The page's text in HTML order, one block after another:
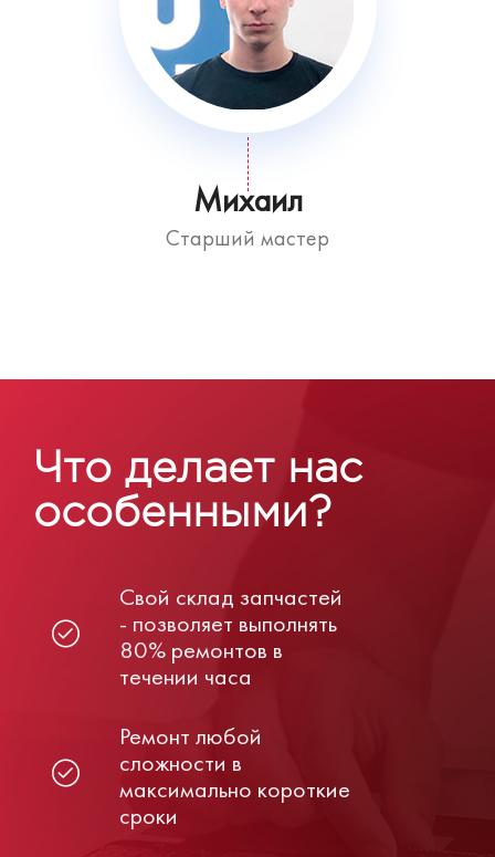
Михаил
Старший мастер
Что делает нас
особенными?
Свой склад запчастей
- позволяет выполнять
80% ремонтов в
течении часа
Ремонт любой
сложности в
максимально короткие
сроки